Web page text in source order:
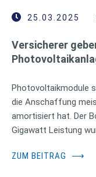
25.03.2025
Versicherer
Photovoltaikmodule
die Anschaffung
amortisiert hat. Der
Gigawatt Leistung
ZUM BEITRAG ⟶